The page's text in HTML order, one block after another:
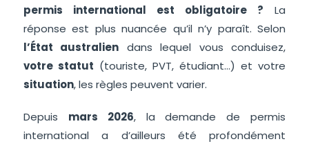
permis international est obligatoire ? La
réponse est plus nuancée qu’il n’y paraît. Selon
l’État australien dans lequel vous conduisez,
votre statut (touriste, PVT, étudiant…) et votre
situation, les règles peuvent varier.
Depuis mars 2026, la demande de permis
international a d’ailleurs été profondément